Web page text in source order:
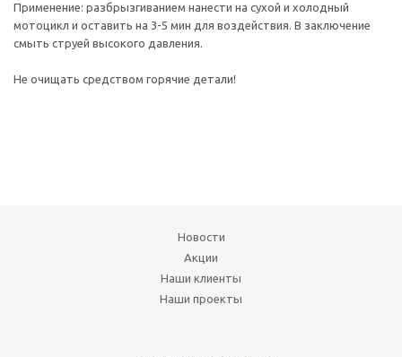
Применение: разбрызгиванием нанести на сухой и холодный
мотоцикл и оставить на 3-5 мин для воздействия. В заключение
смыть струей высокого давления.
Не очищать средством горячие детали!
Новости
Акции
Наши клиенты
Наши проекты